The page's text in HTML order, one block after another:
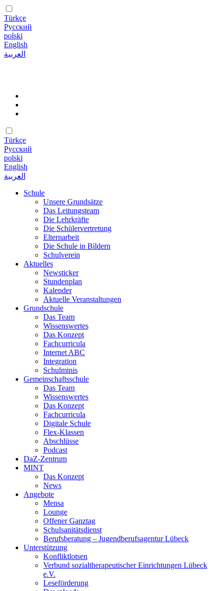
Türkçe
Русский
polski
English
العربية
Türkçe
Русский
polski
English
العربية
Schule
Unsere Grundsätze
Das Leitungsteam
Die Lehrkräfte
Die Schülervertretung
Elternarbeit
Die Schule in Bildern
Schulverein
Aktuelles
Newsticker
Stundenplan
Kalender
Aktuelle Veranstaltungen
Grundschule
Das Team
Wissenswertes
Das Konzept
Fachcurricula
Internet ABC
Integration
Schulminis
Gemeinschaftsschule
Das Team
Wissenswertes
Das Konzept
Fachcurricula
Digitale Schule
Flex-Klassen
Abschlüsse
Podcast
DaZ-Zentrum
MINT
Das Konzept
News
Angebote
Mensa
Lounge
Offener Ganztag
Schulsanitätsdienst
Berufsberatung – Jugendberufsagentur Lübeck
Unterstützung
Konfliktlotsen
Verbund sozialtherapeutischer Einrichtungen Lübeck
e.V.
Leseförderung